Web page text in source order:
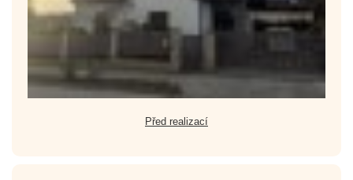
Před realizací